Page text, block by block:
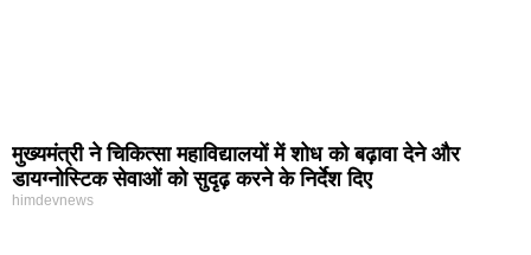
मुख्यमंत्री ने चिकित्सा महाविद्यालयों में शोध को बढ़ावा देने और
डायग्नोस्टिक सेवाओं को सुदृढ़ करने के निर्देश दिए
himdevnews